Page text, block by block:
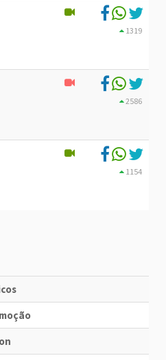
1319
2586
1154